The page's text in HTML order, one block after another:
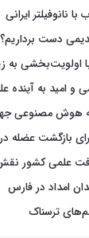
دست برداریم؟
اولویت‌بخشی به
و امید به آینده
هوش مصنوعی
برای بازگشت عضله
علمی کشور
امداد در فارس
ترسناک